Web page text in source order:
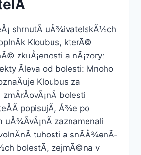
shrnutÃ­ uÅ¾ivatelskÃ½ch
Kloubus, kterÃ©
zkuÅ¡enosti a nÃ¡zory:
Ãleva od bolesti: Mnoho
Kloubus za
zmÃ­rÅovÃ¡nÃ­ bolesti
popisujÃ­, Å¾e po
uÅ¾Ã­vÃ¡nÃ­ zaznamenali
tuhosti a snÃ­Å¾enÃ­
bolestÃ­, zejmÃ©na v